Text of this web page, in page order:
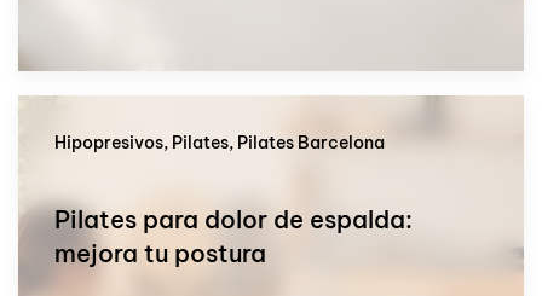
Hipopresivos, Pilates, Pilates Barcelona
Pilates para dolor de espalda:
mejora tu postura